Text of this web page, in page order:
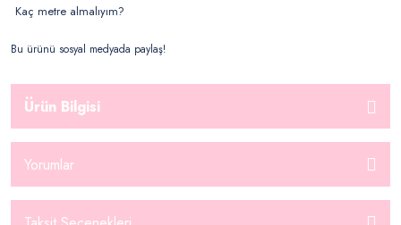
Kaç metre almalıyım?
Bu ürünü sosyal medyada paylaş!
Ürün Bilgisi
Yorumlar